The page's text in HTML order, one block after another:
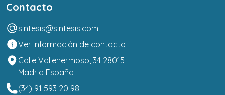
Contacto
sintesis@sintesis.com
Ver información de contacto
Calle Vallehermoso, 34 28015
Madrid España
(34) 91 593 20 98